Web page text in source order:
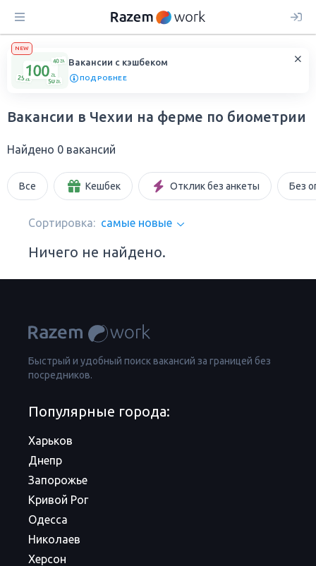
NEW
Вакансии с кэшбеком
ПОДРОБНЕЕ
Вакансии в Чехии на ферме по биометрии
Найдено 0 вакансий
Все Кешбек Отклик без анкеты Без
Сортировка: самые новые
Ничего не найдено.
Быстрый и удобный поиск вакансий за границей без
посредников.
Популярные города:
Харьков
Днепр
Запорожье
Кривой Рог
Одесса
Николаев
Херсон